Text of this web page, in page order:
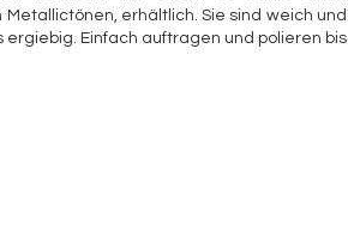
erhältlich. Sie sind weich und
Einfach auftragen und polieren bis